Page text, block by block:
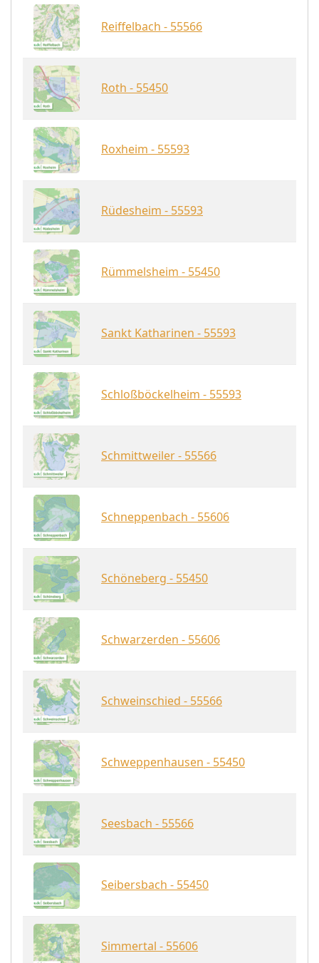
Reiffelbach - 55566
Roth - 55450
Roxheim - 55593
Rüdesheim - 55593
Rümmelsheim - 55450
Sankt Katharinen - 55593
Schloßböckelheim - 55593
Schmittweiler - 55566
Schneppenbach - 55606
Schöneberg - 55450
Schwarzerden - 55606
Schweinschied - 55566
Schweppenhausen - 55450
Seesbach - 55566
Seibersbach - 55450
Simmertal - 55606